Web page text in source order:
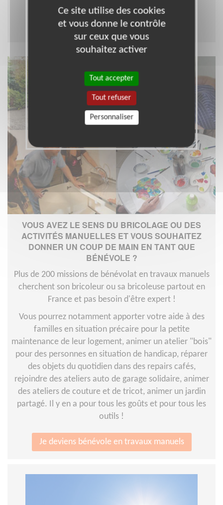
idées !
Je propose mon aide
VOUS AVEZ LE SENS DU BRICOLAGE OU DES
ACTIVITÉS MANUELLES ET VOUS SOUHAITEZ
DONNER UN COUP DE MAIN EN TANT QUE
BÉNÉVOLE ?
Plus de 200 missions de bénévolat en travaux manuels
cherchent son bricoleur ou sa bricoleuse partout en
France et pas besoin d'être expert !
Vous pourrez notamment apporter votre aide à des
familles en situation précaire pour la petite
maintenance de leur logement, animer un atelier "bois"
pour des personnes en situation de handicap, réparer
des objets du quotidien dans des repairs cafés,
rejoindre des ateliers auto de garage solidaire, animer
des ateliers de couture et de tricot, animer un jardin
partagé. Il y en a pour tous les goûts et pour tous les
outils !
Je deviens bénévole en travaux manuels
Ce site utilise des cookies
et vous donne le contrôle
sur ceux que vous
souhaitez activer
Tout accepter
Tout refuser
Personnaliser